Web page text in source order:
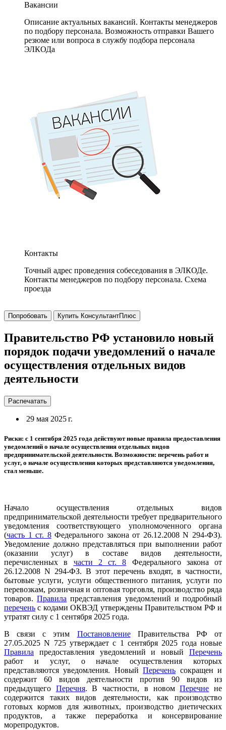
Вакансии
Описание актуальных вакансий. Контакты менеджеров
по подбору персонала. Возможность отправки Вашего
резюме или вопроса в службу подбора персонала
ЭЛКОДа
Контакты
Точный адрес проведения собеседования в ЭЛКОДе.
Контакты менеджеров по подбору персонала. Схема
проезда
Попробовать Купить КонсультантПлюс
Правительство РФ установило новый
порядок подачи уведомлений о начале
осуществления отдельных видов
деятельности
Распечатать
29 мая 2025 г.
Риски: с 1 сентября 2025 года действуют новые правила предоставления
уведомлений о начале осуществления отдельных видов
предпринимательской деятельности. Возможности: перечень работ и
услуг, о начале осуществления которых представляются уведомления,
стал меньше.
Начало осуществления отдельных видов
предпринимательской деятельности требует предварительного
уведомления соответствующего уполномоченного органа
(часть 1 ст. 8Федерального закона от 26.12.2008 N 294-ФЗ).
Уведомление должно представляться при выполнении работ
(оказании услуг) в составе видов деятельности,
перечисленных в части 2 ст. 8 Федерального закона от
26.12.2008 N 294-ФЗ. В этот перечень входят, в частности,
бытовые услуги, услуги общественного питания, услуги по
перевозкам, розничная и оптовая торговля, производство ряда
товаров.Правила представления уведомлений и подробный
перечень с кодами ОКВЭД утверждены Правительством РФ и
утратят силу с 1 сентября 2025 года.
В связи с этим ПостановлениеПравительства РФ от
27.05.2025 N 725 утверждает с 1 сентября 2025 года новые
Правила предоставления уведомлений и новый Перечень
работ и услуг, о начале осуществления которых
представляются уведомления. НовыйПеречень сокращен и
содержит 60 видов деятельности против 90 видов из
предыдущего Перечня. В частности, в новомПеречне не
содержится таких видов деятельности, как производство
готовых кормов для животных, производство диетических
продуктов, а также переработка и консервирование
морепродуктов.